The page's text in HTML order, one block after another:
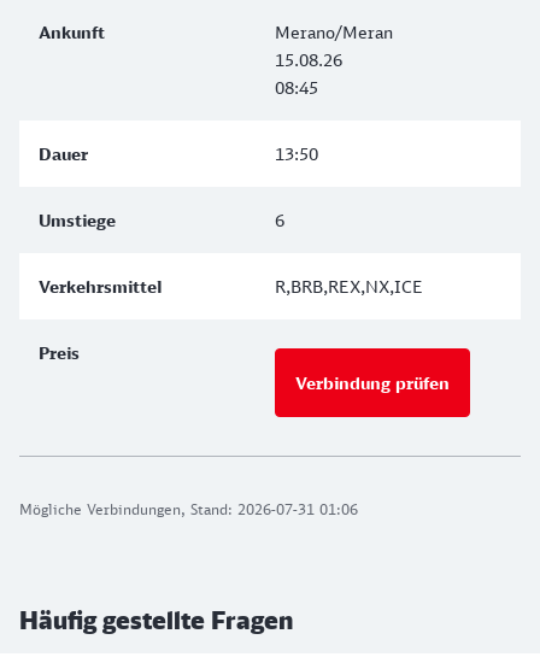
Mögliche Verbindungen, Stand: 2026-07-31 01:06
Merano/Meran
15.08.26
08:45
13:50
6
R,BRB,REX,NX,ICE
Verbindung prüfen
Häufig gestellte Fragen